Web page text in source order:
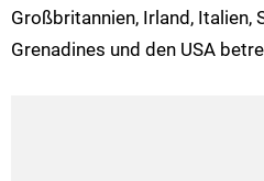
Großbritannien, Irland, Italien,
Grenadines und den USA